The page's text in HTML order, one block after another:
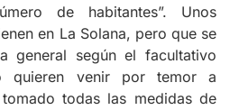
de habitantes”. Unos
en La Solana, pero que se
general según el facultativo
quieren venir por temor a
todas las medidas de